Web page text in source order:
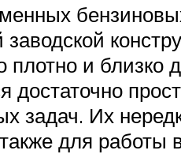
и близко
достаточно
задач. Их
для